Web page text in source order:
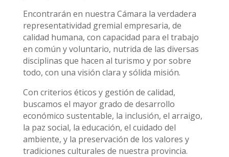
Encontrarán en nuestra Cámara la verdadera
representatividad gremial empresaria, de
calidad humana, con capacidad para el trabajo
en común y voluntario, nutrida de las diversas
disciplinas que hacen al turismo y por sobre
todo, con una visión clara y sólida misión.
Con criterios éticos y gestión de calidad,
buscamos el mayor grado de desarrollo
económico sustentable, la inclusión, el arraigo,
la paz social, la educación, el cuidado del
ambiente, y la preservación de los valores y
tradiciones culturales de nuestra provincia.